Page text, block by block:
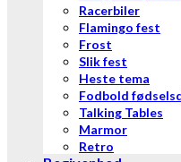
Racerbiler
Flamingo fest
Frost
Slik fest
Heste tema
Fodbold
Talking Tables
Marmor
Retro